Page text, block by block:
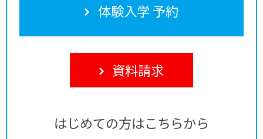
体験入学 予約
資料請求
はじめての方はこちらから